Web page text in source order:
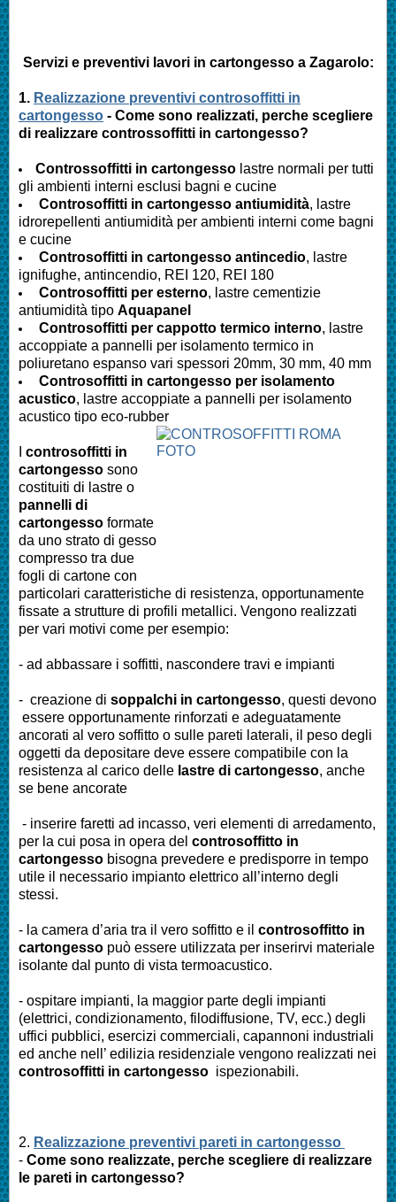
Servizi e preventivi lavori in cartongesso a Zagarolo:
1. Realizzazione preventivi controsoffitti in
cartongesso - Come sono realizzati, perche scegliere
di realizzare controssoffitti in cartongesso?
Controssoffitti in cartongesso lastre normali per tutti
gli ambienti interni esclusi bagni e cucine
Controsoffitti in cartongesso antiumidità, lastre
idrorepellenti antiumidità per ambienti interni come bagni
e cucine
Controsoffitti in cartongesso antincedio, lastre
ignifughe, antincendio, REI 120, REI 180
Controsoffitti per esterno, lastre cementizie
antiumidità tipo Aquapanel
Controsoffitti per cappotto termico interno, lastre
accoppiate a pannelli per isolamento termico in
poliuretano espanso vari spessori 20mm, 30 mm, 40 mm
Controsoffitti in cartongesso per isolamento
acustico, lastre accoppiate a pannelli per isolamento
acustico tipo eco-rubber
controsoffitti in
cartongesso sono
costituiti di lastre o
pannelli di
cartongesso formate
da uno strato di gesso
compresso tra due
fogli di cartone con
particolari caratteristiche di resistenza, opportunamente
fissate a strutture di profili metallici. Vengono realizzati
per vari motivi come per esempio:
- ad abbassare i soffitti, nascondere travi e impianti
- creazione di soppalchi in cartongesso, questi devono
essere opportunamente rinforzati e adeguatamente
ancorati al vero soffitto o sulle pareti laterali, il peso degli
oggetti da depositare deve essere compatibile con la
resistenza al carico delle lastre di cartongesso, anche
se bene ancorate
- inserire faretti ad incasso, veri elementi di arredamento,
per la cui posa in opera del controsoffitto in
cartongesso bisogna prevedere e predisporre in tempo
utile il necessario impianto elettrico all’interno degli
stessi.
- la camera d’aria tra il vero soffitto e il controsoffitto in
cartongesso può essere utilizzata per inserirvi materiale
isolante dal punto di vista termoacustico.
- ospitare impianti, la maggior parte degli impianti
(elettrici, condizionamento, filodiffusione, TV, ecc.) degli
uffici pubblici, esercizi commerciali, capannoni industriali
ed anche nell’ edilizia residenziale vengono realizzati nei
controsoffitti in cartongesso ispezionabili.
2. Realizzazione preventivi pareti in cartongesso
- Come sono realizzate, perche scegliere di realizzare
le pareti in cartongesso?